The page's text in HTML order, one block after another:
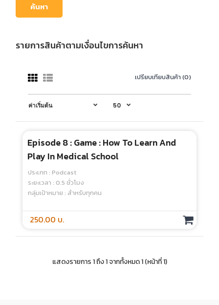
รายการสินค้าตามเงื่อนไขการค้นหา
เปรียบเทียบสินค้า (0)
Episode 8 : Game : How To Learn And
Play In Medical School
ประเภท : Podcast
ระยะเวลา : 0.5 ชั่วโมง
กลุ่มเป้าหมาย : สำหรับทุกคน
250.00 บ.
แสดงรายการ 1 ถึง 1 จากทั้งหมด 1 (หน้าที่ 1)